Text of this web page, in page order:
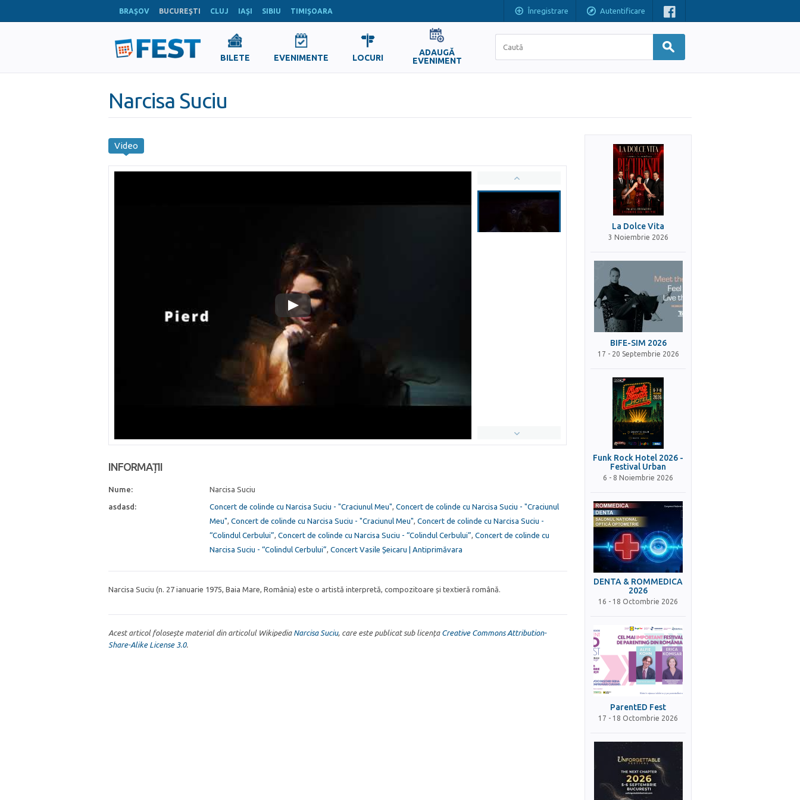
BRAŞOV BUCUREŞTI CLUJ IAŞI SIBIU TIMIŞOARA Înregistrare Autentificare
BILETE EVENIMENTE LOCURI
ADAUGĂ
EVENIMENT
Narcisa Suciu
Video
INFORMAȚII
Nume: Narcisa Suciu
asdasd: Concert de colinde cu Narcisa Suciu - "Craciunul Meu", Concert de colinde cu Narcisa Suciu - "Craciunul
Meu", Concert de colinde cu Narcisa Suciu - "Craciunul Meu", Concert de colinde cu Narcisa Suciu -
“Colindul Cerbului”, Concert de colinde cu Narcisa Suciu - “Colindul Cerbului”, Concert de colinde cu
Narcisa Suciu - “Colindul Cerbului”, Concert Vasile Șeicaru | Antiprimăvara
Narcisa Suciu (n. 27 ianuarie 1975, Baia Mare, România) este o artistă interpretă, compozitoare și textieră română.
Acest articol folosește material din articolul Wikipedia Narcisa Suciu, care este publicat sub licența Creative Commons Attribution-
Share-Alike License 3.0.
La Dolce Vita
3 Noiembrie 2026
BIFE-SIM 2026
17 - 20 Septembrie 2026
Funk Rock Hotel 2026 -
Festival Urban
6 - 8 Noiembrie 2026
DENTA & ROMMEDICA
2026
16 - 18 Octombrie 2026
ParentED Fest
17 - 18 Octombrie 2026